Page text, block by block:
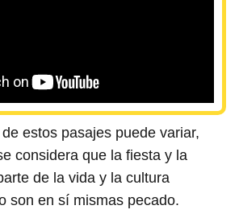
estos pasajes puede variar,
considera que la fiesta y la
de la vida y la cultura
son en sí mismas pecado.